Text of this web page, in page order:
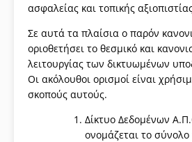
ασφαλείας και τοπικής
Σε αυτά τα πλαίσια ο παρόν
οριοθετήσει το θεσμικό και
λειτουργίας των δικτυωμένων
Οι ακόλουθοι ορισμοί είναι
σκοπούς αυτούς.
Δίκτυο Δεδομένων
ονομάζεται το